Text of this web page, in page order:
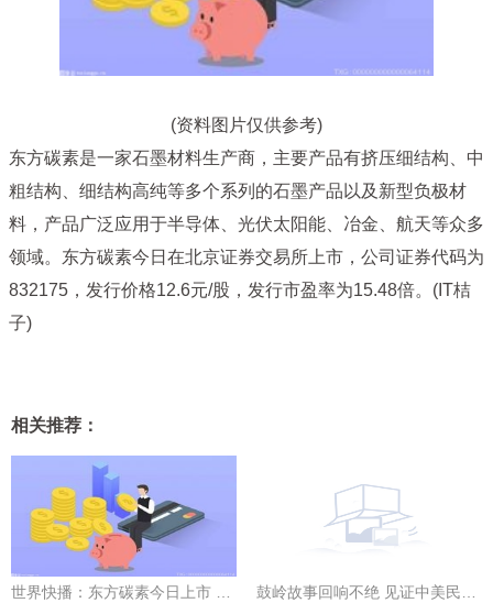
(资料图片仅供参考)
东方碳素是一家石墨材料生产商，主要产品有挤压细结构、中
粗结构、细结构高纯等多个系列的石墨产品以及新型负极材
料，产品广泛应用于半导体、光伏太阳能、冶金、航天等众多
领域。东方碳素今日在北京证券交易所上市，公司证券代码为
832175，发行价格12.6元/股，发行市盈率为15.48倍。(IT桔
子)
相关推荐：
世界快播：东方碳素今日上市 发行价格12.6元/股 鼓岭故事回响不绝 见证中美民间友好交流